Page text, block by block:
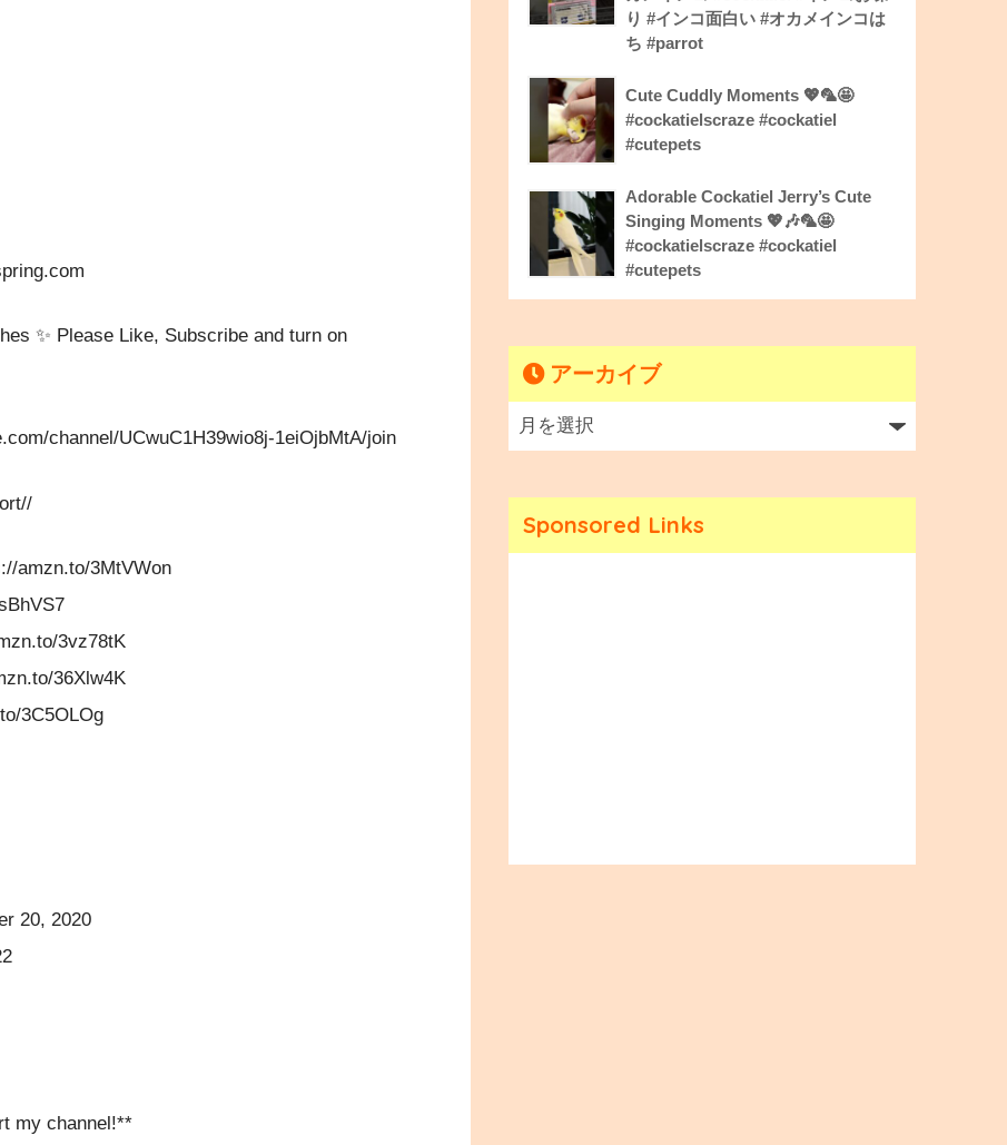
✨ Please Like, Subscribe and turn on
channel/UCwuC1H39wio8j-1eiOjbMtA/join
amzn.to/3MtVWon
3vz78tK
36Xlw4K
3C5OLOg
20, 2020
my channel!**
り #インコ面白い #オカメインコは
ち #parrot
Cute Cuddly Moments 💖🦜🤩
#cockatielscraze #cockatiel
#cutepets
Adorable Cockatiel Jerry’s Cute
Singing Moments 💖🎶🦜🤩
#cockatielscraze #cockatiel
#cutepets
アーカイブ
Sponsored Links